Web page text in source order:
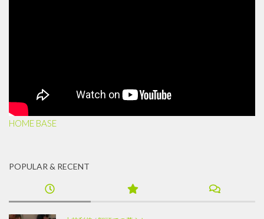
HOME BASE
POPULAR & RECENT